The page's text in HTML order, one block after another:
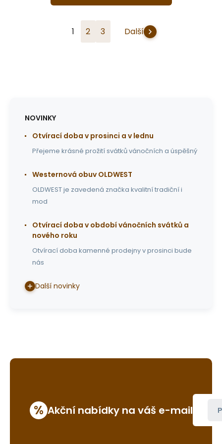
1 2 3 Další
NOVINKY
Otvírací doba v prosinci a v lednu
Přejeme krásné prožití svátků vánočních a úspěšný
Westernová obuv OLDWEST
OLDWEST je zavedená značka kvalitní tradiční i
mod
Otvírací doba v období vánočních svátků a
nového roku
Otvírací doba kamenné prodejny v prosinci bude
nás
Další novinky
% Akční nabídky na váš e-mail